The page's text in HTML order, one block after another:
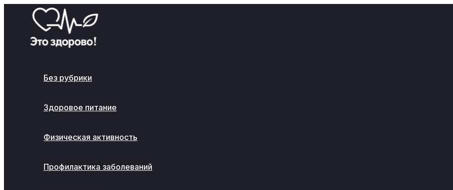
Перейти
содержимому
Без рубрики
Здоровое питание
Физическая активность
Профилактика заболеваний